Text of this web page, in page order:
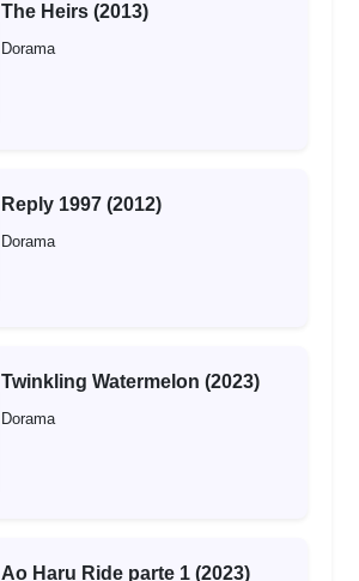
The Heirs (2013)
Dorama
Reply 1997 (2012)
Dorama
Twinkling Watermelon (2023)
Dorama
Ao Haru Ride parte 1 (2023)